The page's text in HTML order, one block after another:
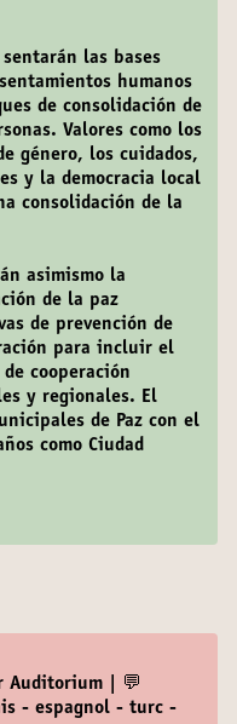
sentarán las bases
humanos
de consolidación de
Valores como los
género, los cuidados,
y la democracia local
consolidación de la
asimismo la
de la paz
de prevención de
para incluir el
cooperación
y regionales. El
de Paz con el
como Ciudad
Auditorium | 💬
- espagnol - turc -